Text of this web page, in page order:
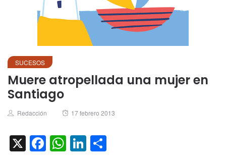
SUCESOS
Muere atropellada una mujer en
Santiago
Author
Redacción
Posted
17 febrero 2013
X Facebook
WhatsApp
LinkedIn